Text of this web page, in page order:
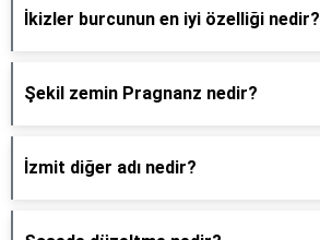
İkizler burcunun en iyi özelliği nedir?
Şekil zemin Pragnanz nedir?
İzmit diğer adı nedir?